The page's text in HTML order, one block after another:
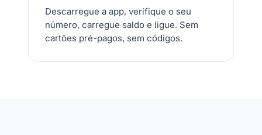
Descarregue a app, verifique o seu
número, carregue saldo e ligue. Sem
cartões pré-pagos, sem códigos.